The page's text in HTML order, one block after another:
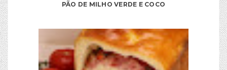
PÃO DE MILHO VERDE E COCO